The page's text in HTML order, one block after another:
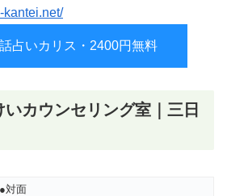
kantei.net/
話占いカリス・2400円無料
カウンセリング室｜三日
●対面